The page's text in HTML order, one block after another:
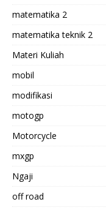
matematika 2
matematika teknik 2
Materi Kuliah
mobil
modifikasi
motogp
Motorcycle
mxgp
Ngaji
off road